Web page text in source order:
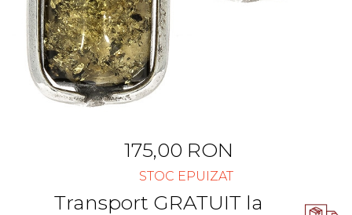
Bănuț Moț Personalizat
Seturi Brățări Personalizate
Seturi Lănțișoare Personalizate
Cadouri Corporate
Bijuterii Personalizate Spotify
Cercei Fashion
Coliere Argint
Seturi Argint
Bijuterii Fashion
Accesorii
175,00 RON
STOC EPUIZAT
Transport GRATUIT la